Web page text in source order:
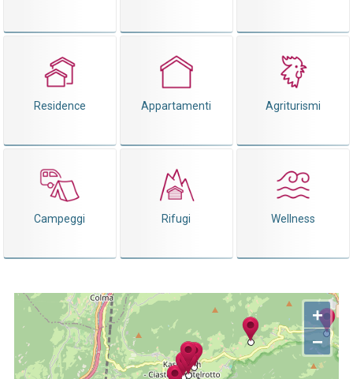
Residence Appartamenti Agriturismi
Campeggi Rifugi Wellness
+
−